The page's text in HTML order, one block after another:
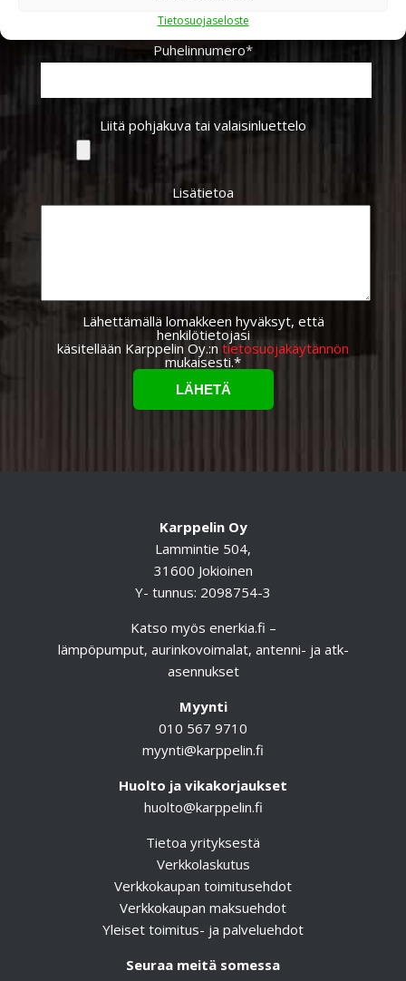
Tietosuojaseloste
Puhelinnumero*
Liitä pohjakuva tai valaisinluettelo
Lisätietoa
Lähettämällä lomakkeen hyväksyt, että
henkilötietojasi
käsitellään Karppelin Oy.:n tietosuojakäytännön
mukaisesti.*
Karppelin Oy
Lammintie 504,
31600 Jokioinen
Y- tunnus: 2098754-3
Katso myös enerkia.fi –
lämpöpumput, aurinkovoimalat, antenni- ja atk-
asennukset
Myynti
010 567 9710
myynti@karppelin.fi
Huolto ja vikakorjaukset
huolto@karppelin.fi
Tietoa yrityksestä
Verkkolaskutus
Verkkokaupan toimitusehdot
Verkkokaupan maksuehdot
Yleiset toimitus- ja palveluehdot
Seuraa meitä somessa